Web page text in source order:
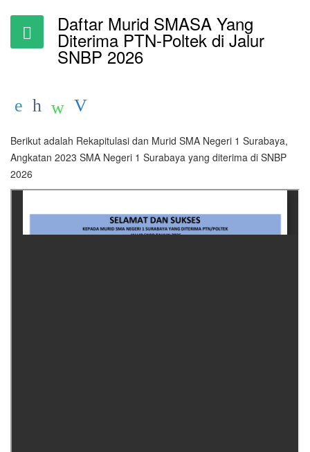
Daftar Murid SMASA Yang
Diterima PTN-Poltek di Jalur
SNBP 2026
Berikut adalah Rekapitulasi dan Murid SMA Negeri 1 Surabaya,
Angkatan 2023 SMA Negeri 1 Surabaya yang diterima di SNBP
2026